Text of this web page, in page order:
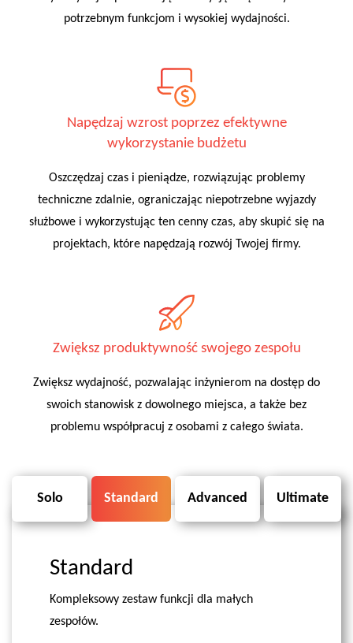
potrzebnym funkcjom i wysokiej wydajności.
Napędzaj wzrost poprzez efektywne
wykorzystanie budżetu
Oszczędzaj czas i pieniądze, rozwiązując problemy
techniczne zdalnie, ograniczając niepotrzebne wyjazdy
służbowe i wykorzystując ten cenny czas, aby skupić się na
projektach, które napędzają rozwój Twojej firmy.
Zwiększ produktywność swojego zespołu
Zwiększ wydajność, pozwalając inżynierom na dostęp do
swoich stanowisk z dowolnego miejsca, a także bez
problemu współpracuj z osobami z całego świata.
Solo Standard Advanced Ultimate
Standard
Kompleksowy zestaw funkcji dla małych
zespołów.